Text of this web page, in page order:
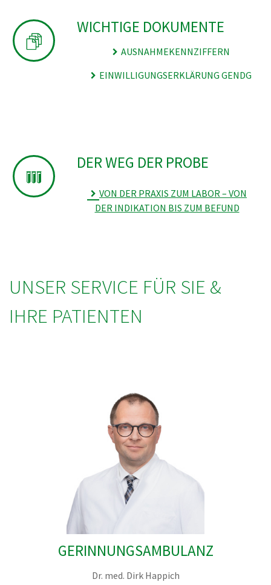
WICHTIGE DOKUMENTE
AUSNAHMEKENNZIFFERN
EINWILLIGUNGSERKLÄRUNG GENDG
DER WEG DER PROBE
VON DER PRAXIS ZUM LABOR – VON
DER INDIKATION BIS ZUM BEFUND
UNSER SERVICE FÜR SIE &
IHRE PATIENTEN
GERINNUNGSAMBULANZ
Dr. med. Dirk Happich